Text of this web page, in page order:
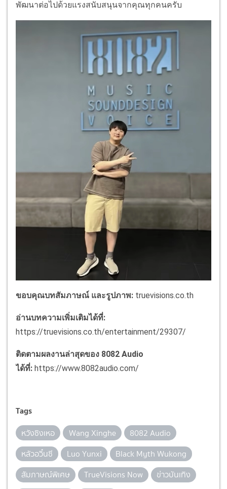
พัฒนาต่อไปด้วยแรงสนับสนุนจากคุณทุกคนครับ
ขอบคุณบทสัมภาษณ์ และรูปภาพ: truevisions.co.th
อ่านบทความเพิ่มเติมได้ที่:
https://truevisions.co.th/entertainment/29307/
ติดตามผลงานล่าสุดของ 8082 Audio
ได้ที่: https://www.8082audio.com/
Tags
หวังซิงเหอ Wang Xinghe
8082 Audio
หลัวอวิ๋นซี
Luo Yunxi
Black Myth Wukong
สัมภาษณ์พิเศษ
TrueVisions Now
ข่าวบันเทิง